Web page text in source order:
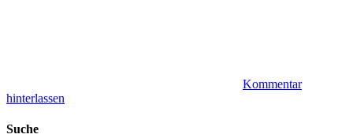
Kommentar
hinterlassen
Suche